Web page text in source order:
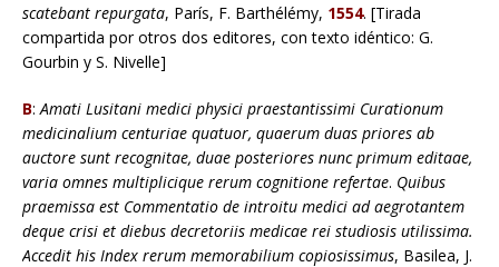
scatebant repurgata, París, F. Barthélémy, 1554. [Tirada
compartida por otros dos editores, con texto idéntico: G.
Gourbin y S. Nivelle]
B:Amati Lusitani medici physici praestantissimi Curationum
medicinalium centuriae quatuor, quaerum duas priores ab
auctore sunt recognitae, duae posteriores nunc primum editaae,
varia omnes multiplicique rerum cognitione refertae. Quibus
praemissa est Commentatio de introitu medici ad aegrotantem
deque crisi et diebus decretoriis medicae rei studiosis utilissima.
Accedit his Index rerum memorabilium copiosissimus, Basilea, J.